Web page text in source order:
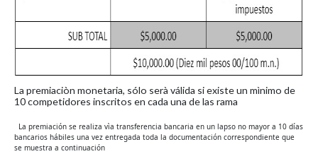
La premiaciòn monetaria, sólo serà válida si existe un mìnimo de
10 competidores inscritos en cada una de las rama
La premiación se realiza vìa transferencia bancaria en un lapso no mayor a 10 días
bancarios hábiles una vez entregada toda la documentación correspondiente que
se muestra a continuación